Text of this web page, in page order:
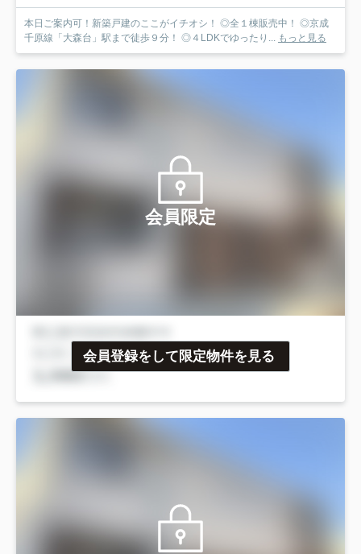
本日ご案内可！新築戸建のここがイチオシ！ ◎全１棟販売中！ ◎京成
千原線「大森台」駅まで徒歩９分！ ◎４LDKでゆったり... もっと見る
会員限定
会員登録をして限定物件を見る